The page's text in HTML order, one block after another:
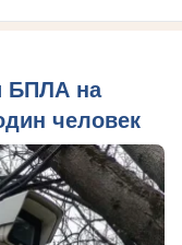
БПЛА на
человек